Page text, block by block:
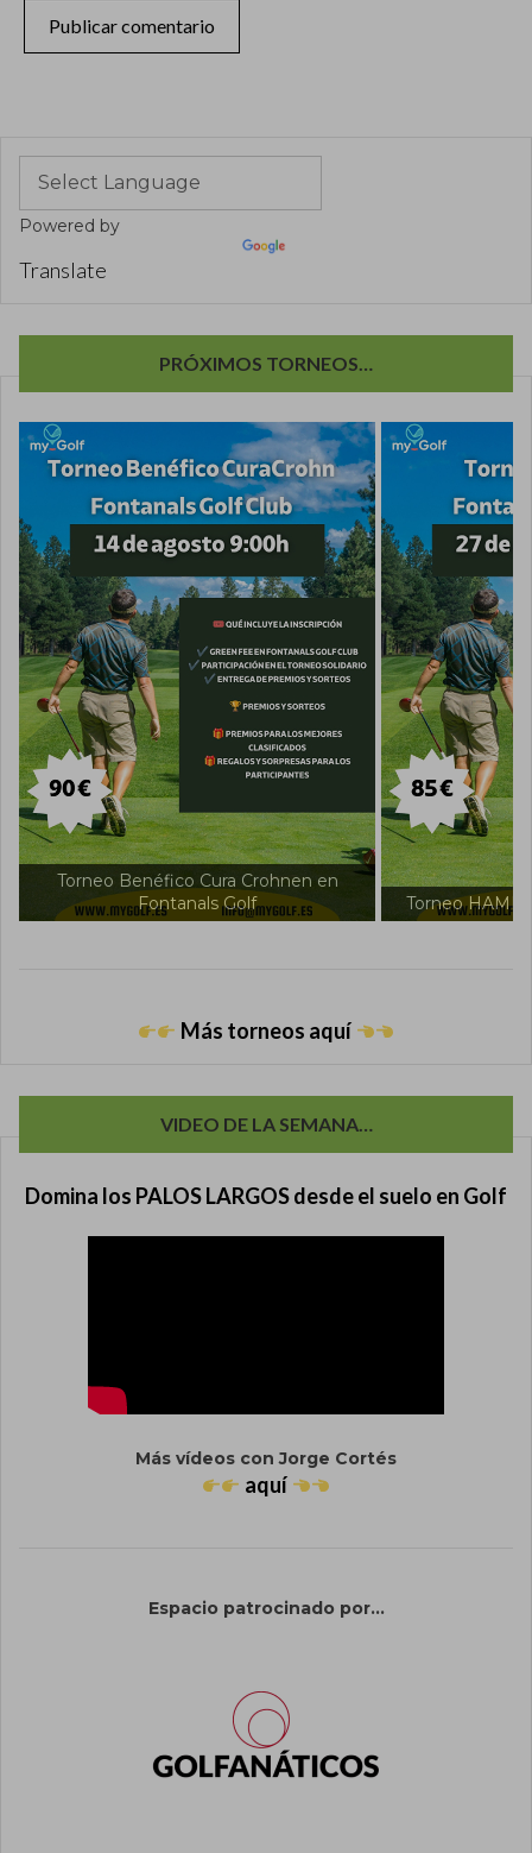
Powered by
Translate
PRÓXIMOS TORNEOS…
Torneo HAMILTON en Fontanals Golf
Torneo
Más torneos aquí
VIDEO DE LA SEMANA…
Domina los PALOS LARGOS desde el suelo en Golf
Más vídeos con Jorge Cortés
aquí
Espacio patrocinado por...